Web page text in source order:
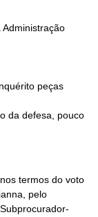
Administração
termos do voto
pelo